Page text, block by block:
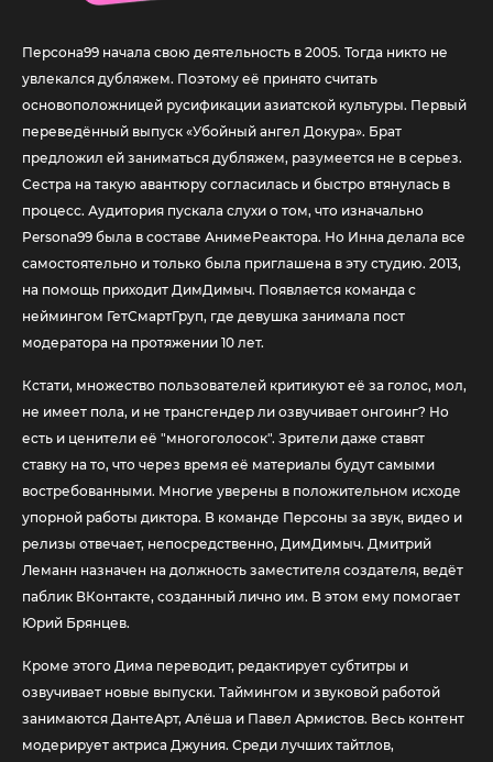
Персона99 начала свою деятельность в 2005. Тогда никто не
увлекался дубляжем. Поэтому её принято считать
основоположницей русификации азиатской культуры. Первый
переведённый выпуск «Убойный ангел Докура». Брат
предложил ей заниматься дубляжем, разумеется не в серьез.
Сестра на такую авантюру согласилась и быстро втянулась в
процесс. Аудитория пускала слухи о том, что изначально
Persona99 была в составе АнимеРеактора. Но Инна делала все
самостоятельно и только была приглашена в эту студию. 2013,
на помощь приходит ДимДимыч. Появляется команда с
неймингом ГетСмартГруп, где девушка занимала пост
модератора на протяжении 10 лет.
Кстати, множество пользователей критикуют её за голос, мол,
не имеет пола, и не трансгендер ли озвучивает онгоинг? Но
есть и ценители её "многоголосок". Зрители даже ставят
ставку на то, что через время её материалы будут самыми
востребованными. Многие уверены в положительном исходе
упорной работы диктора. В команде Персоны за звук, видео и
релизы отвечает, непосредственно, ДимДимыч. Дмитрий
Леманн назначен на должность заместителя создателя, ведёт
паблик ВКонтакте, созданный лично им. В этом ему помогает
Юрий Брянцев.
Кроме этого Дима переводит, редактирует субтитры и
озвучивает новые выпуски. Таймингом и звуковой работой
занимаются ДантеАрт, Алёша и Павел Армистов. Весь контент
модерирует актриса Джуния. Среди лучших тайтлов,